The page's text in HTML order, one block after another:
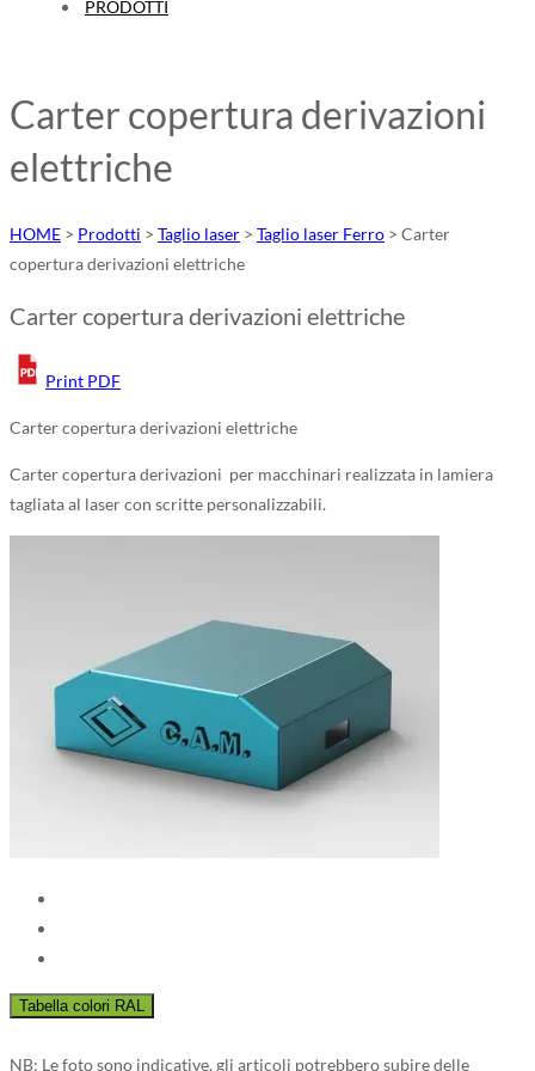
PRODOTTI
Carter copertura derivazioni
elettriche
HOME > Prodotti > Taglio laser > Taglio laser Ferro > Carter
copertura derivazioni elettriche
Carter copertura derivazioni elettriche
Print PDF
Carter copertura derivazioni elettriche
Carter copertura derivazioni per macchinari realizzata in lamiera
tagliata al laser con scritte personalizzabili.
NB: Le foto sono indicative, gli articoli potrebbero subire delle